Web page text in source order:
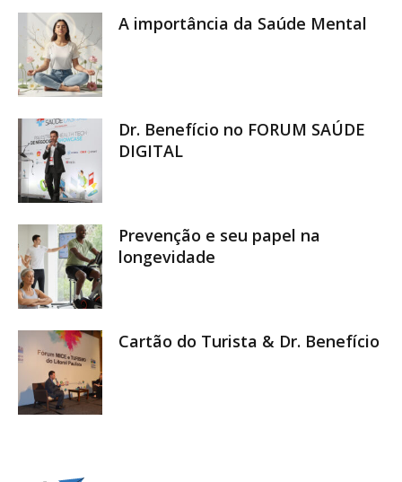
A importância da Saúde Mental
Dr. Benefício no FORUM SAÚDE
DIGITAL
Prevenção e seu papel na
longevidade
Cartão do Turista & Dr. Benefício